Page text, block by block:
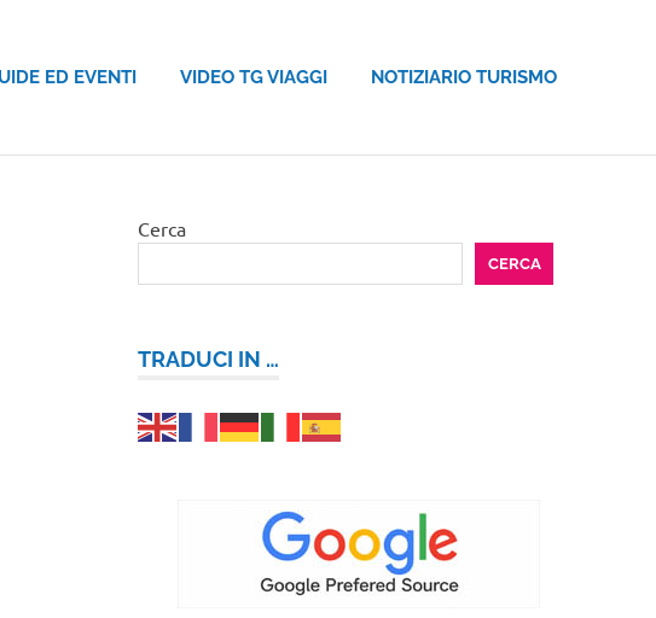
ED EVENTI VIDEO TG VIAGGI NOTIZIARIO TURISMO
Cerca
CERCA
TRADUCI IN …